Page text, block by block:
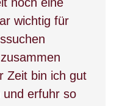
wichtig für
Zeit bin ich gut
erfuhr so